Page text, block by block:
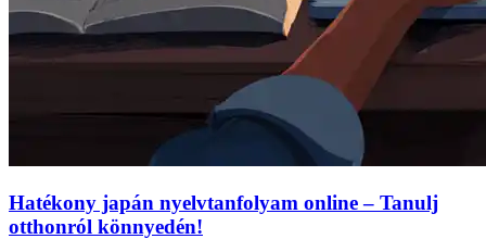
Hatékony japán nyelvtanfolyam online – Tanulj
otthonról könnyedén!